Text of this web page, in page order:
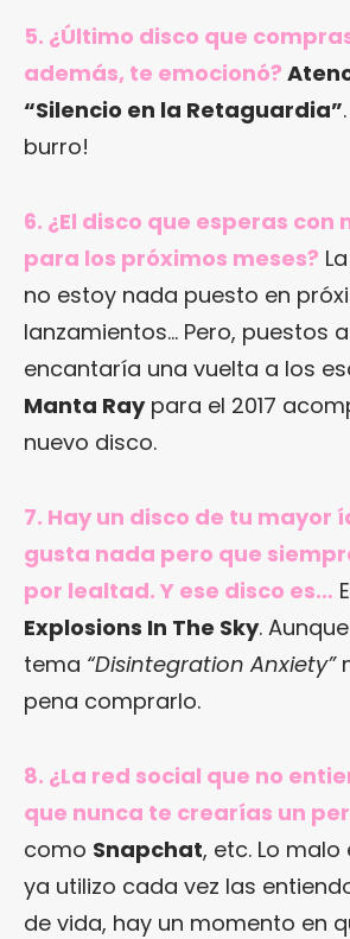
5. ¿Último disco que
además, te emocionó?
“Silencio en la Retaguardia”
burro!
6. ¿El disco que esperas con
para los próximos meses?
no estoy nada puesto en
lanzamientos… Pero, puestos
encantaría una vuelta a los
Manta Raypara el 2017
nuevo disco.
7. Hay un disco de tu mayor
gusta nada pero que
por lealtad. Y ese disco es…
Explosions In The Sky.
tema “Disintegration Anxiety”
pena comprarlo.
8. ¿La red social que no
que nunca te crearías un
como Snapchat, etc. Lo
ya utilizo cada vez las
de vida, hay un momento en